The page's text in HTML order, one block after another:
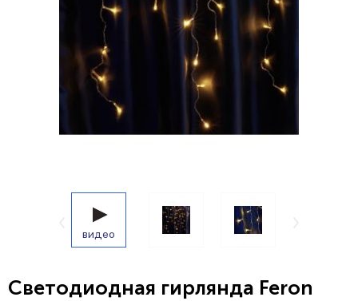
видео
Светодиодная гирлянда Feron